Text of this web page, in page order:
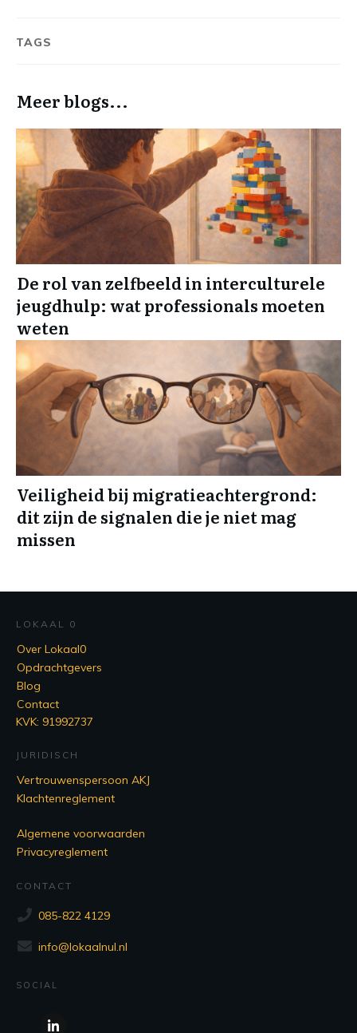
TAGS
Meer blogs...
De rol van zelfbeeld in interculturele
jeugdhulp: wat professionals moeten
weten
Veiligheid bij migratieachtergrond:
dit zijn de signalen die je niet mag
missen
LOKAAL 0
Over Lokaal0
Opdrachtgevers
Blog
Contact
KVK: 91992737
JURIDISCH
Vertrouwenspersoon AKJ
Klachtenreglement
Algemene voorwaarden
Privacyreglement
CONTACT
085-822 4129
info@lokaalnul.nl
SOCIAL